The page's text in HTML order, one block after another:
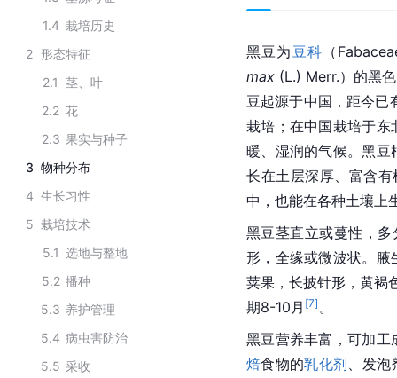
1.4 栽培历史
2 形态特征
2.1 茎、叶
2.2 花
2.3 果实与种子
3 物种分布
4 生长习性
5 栽培技术
5.1 选地与整地
5.2 播种
5.3 养护管理
5.4 病虫害防治
5.5 采收
黑豆为 豆科 （
max (L.) Merr.）的黑
豆起源于中国，距今已
栽培；在中国栽培于
暖、湿润的气候。黑豆
长在土层深厚、富含
中，也能在各种土壤上
黑豆茎直立或蔓性，
形，全缘或微波状。腋
荚果，长披针形，黄褐
期8-10月 [7] 。
黑豆营养丰富，可加工
焙食物的乳化剂 、发